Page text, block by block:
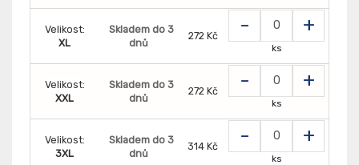
Velikost:
XL
Skladem do 3
dnů
272 Kč - +
ks
Velikost:
XXL
Skladem do 3
dnů
272 Kč - +
ks
Velikost:
3XL
Skladem do 3
dnů
314 Kč - +
ks